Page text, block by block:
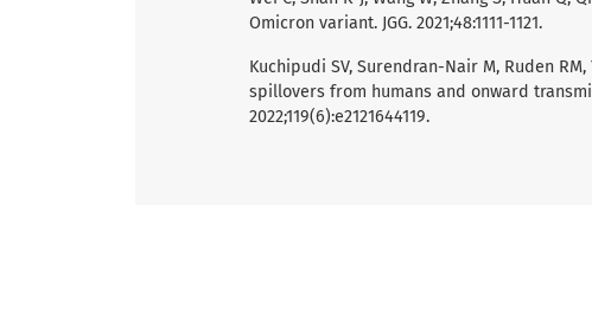
Omicron variant. JGG. 2021;48:1111-1121.
Kuchipudi SV, Surendran-Nair M, Ruden
spillovers from humans and onward
2022;119(6):e2121644119.